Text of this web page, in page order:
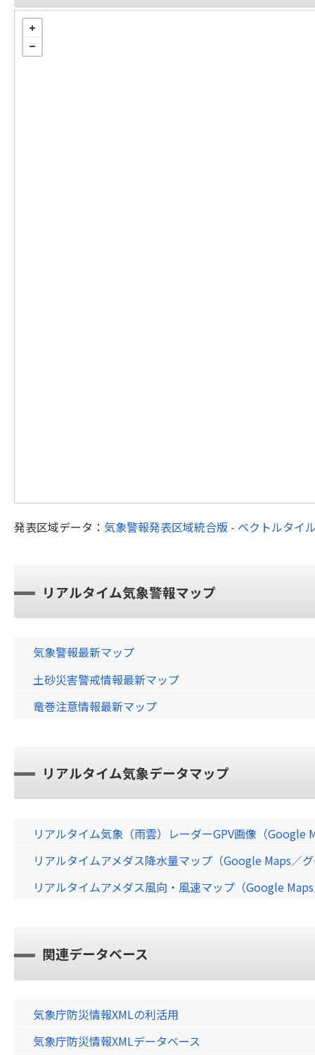
発表区域データ： 気象警報発表区域統合版 - ベクトルタイ
リアルタイム気象警報マップ
気象警報最新マップ
土砂災害警戒情報最新マップ
竜巻注意情報最新マップ
リアルタイム気象データマップ
リアルタイム気象（雨雲）レーダーGPV画像（Google
リアルタイムアメダス降水量マップ（Google Maps／
リアルタイムアメダス風向・風速マップ（Google
関連データベース
気象庁防災情報XMLの利活用
気象庁防災情報XMLデータベース